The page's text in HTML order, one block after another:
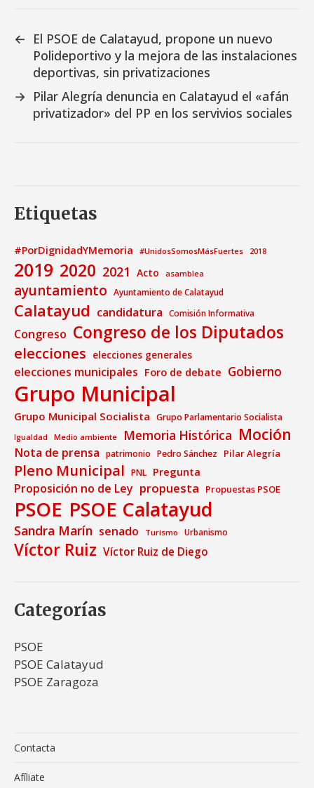
← El PSOE de Calatayud, propone un nuevo
Polideportivo y la mejora de las instalaciones
deportivas, sin privatizaciones
→ Pilar Alegría denuncia en Calatayud el «afán
privatizador» del PP en los servivios sociales
Etiquetas
#PorDignidadYMemoria #UnidosSomosMásFuertes 2018
2019 2020 2021 Acto asamblea
ayuntamiento Ayuntamiento de Calatayud
Calatayud candidatura Comisión Informativa
Congreso Congreso de los Diputados
elecciones elecciones generales
elecciones municipales Foro de debate Gobierno
Grupo Municipal
Grupo Municipal Socialista Grupo Parlamentario Socialista
Igualdad Medio ambiente Memoria Histórica Moción
Nota de prensa patrimonio Pedro Sánchez Pilar Alegría
Pleno Municipal PNL Pregunta
Proposición no de Ley propuesta Propuestas PSOE
PSOE PSOE Calatayud
Sandra Marín senado Turismo Urbanismo
Víctor Ruiz Víctor Ruiz de Diego
Categorías
PSOE
PSOE Calatayud
PSOE Zaragoza
Contacta
Afíliate